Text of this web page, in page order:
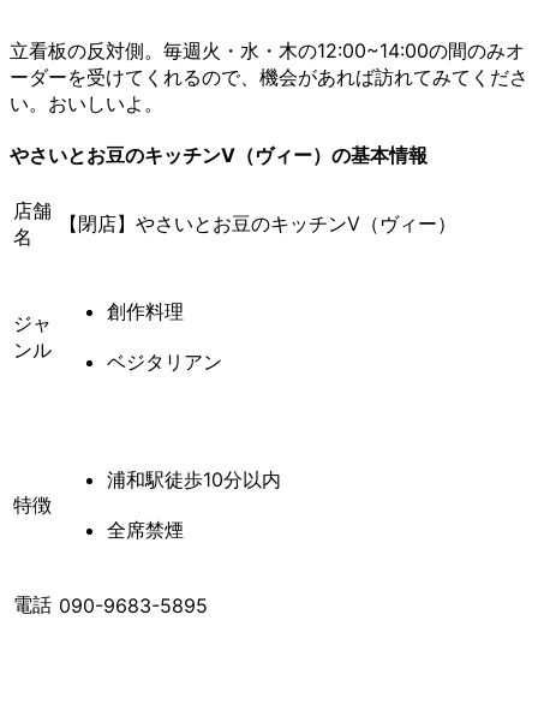
立看板の反対側。毎週火・水・木の12:00~14:00の間のみオ
ーダーを受けてくれるので、機会があれば訪れてみてくださ
い。おいしいよ。
やさいとお豆のキッチンV（ヴィー）の基本情報
店舗
名
【閉店】やさいとお豆のキッチンV（ヴィー）
ジャ
ンル
創作料理
ベジタリアン
特徴
浦和駅徒歩10分以内
全席禁煙
電話 090-9683-5895